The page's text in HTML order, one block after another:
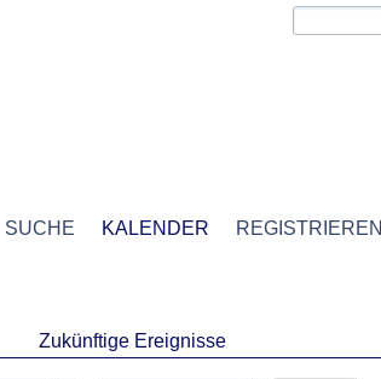
SUCHE KALENDER REGISTRIEREN
Zukünftige Ereignisse